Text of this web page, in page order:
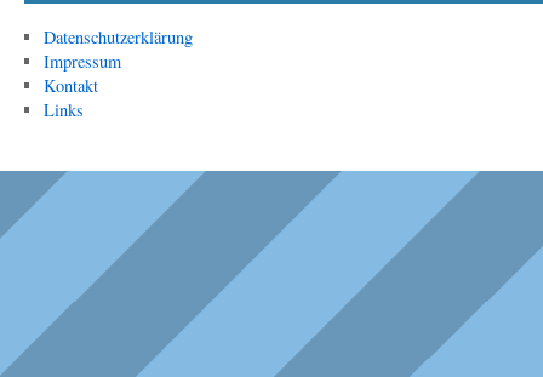
Datenschutzerklärung
Impressum
Kontakt
Links